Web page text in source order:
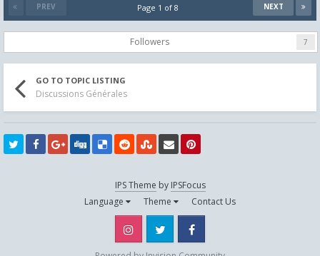
PREV NEXT
Page 1 of 8
Followers 7
GO TO TOPIC LISTING
Discussions Générales
IPS Theme by IPSFocus
Language
Theme Contact Us
Instagram Twitter